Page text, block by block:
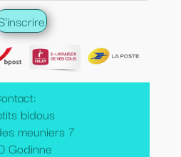
bidous
meuniers 7
Godinne